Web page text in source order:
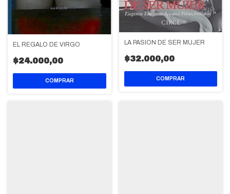
EL REGALO DE VIRGO
$24.000,00
LA PASION DE SER MUJER
$32.000,00